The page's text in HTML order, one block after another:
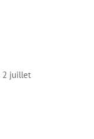
2 juillet